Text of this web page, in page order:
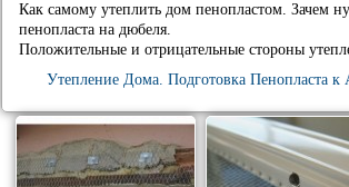
Как самому утеплить дом пенопластом. Зачем
пенопласта на дюбеля.
Положительные и отрицательные стороны
Утепление Дома. Подготовка Пенопласта